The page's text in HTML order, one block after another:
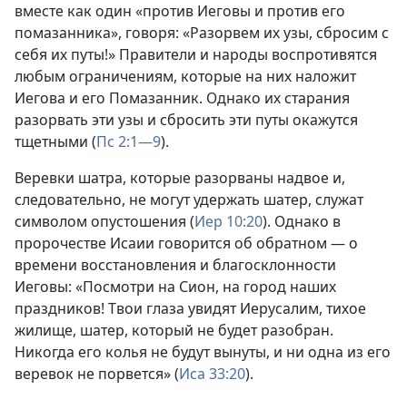
вместе как один «против Иеговы и против его
помазанника», говоря: «Разорвем их узы, сбросим с
себя их путы!» Правители и народы воспротивятся
любым ограничениям, которые на них наложит
Иегова и его Помазанник. Однако их старания
разорвать эти узы и сбросить эти путы окажутся
тщетными (Пс 2:1—9).
Веревки шатра, которые разорваны надвое и,
следовательно, не могут удержать шатер, служат
символом опустошения (Иер 10:20). Однако в
пророчестве Исаии говорится об обратном — о
времени восстановления и благосклонности
Иеговы: «Посмотри на Сион, на город наших
праздников! Твои глаза увидят Иерусалим, тихое
жилище, шатер, который не будет разобран.
Никогда его колья не будут вынуты, и ни одна из его
веревок не порвется» (Иса 33:20).